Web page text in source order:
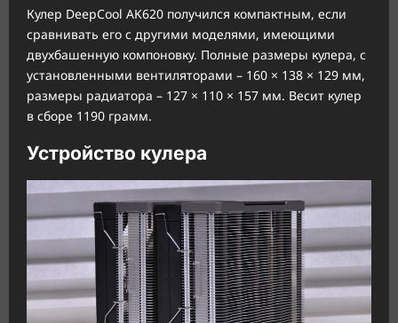
Кулер DeepCool AK620 получился компактным, если
сравнивать его с другими моделями, имеющими
двухбашенную компоновку. Полные размеры кулера, с
установленными вентиляторами – 160 × 138 × 129 мм,
размеры радиатора – 127 × 110 × 157 мм. Весит кулер
в сборе 1190 грамм.
Устройство кулера